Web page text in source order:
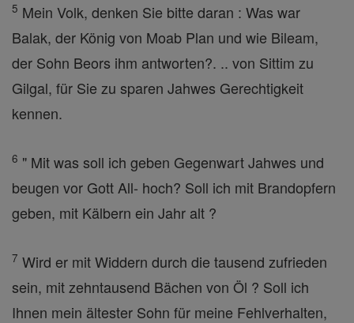
5 Mein Volk, denken Sie bitte daran : Was war
Balak, der König von Moab Plan und wie Bileam,
der Sohn Beors ihm antworten?. .. von Sittim zu
Gilgal, für Sie zu sparen Jahwes Gerechtigkeit
kennen.
6 " Mit was soll ich geben Gegenwart Jahwes und
beugen vor Gott All- hoch? Soll ich mit Brandopfern
geben, mit Kälbern ein Jahr alt ?
7 Wird er mit Widdern durch die tausend zufrieden
sein, mit zehntausend Bächen von Öl ? Soll ich
Ihnen mein ältester Sohn für meine Fehlverhalten,